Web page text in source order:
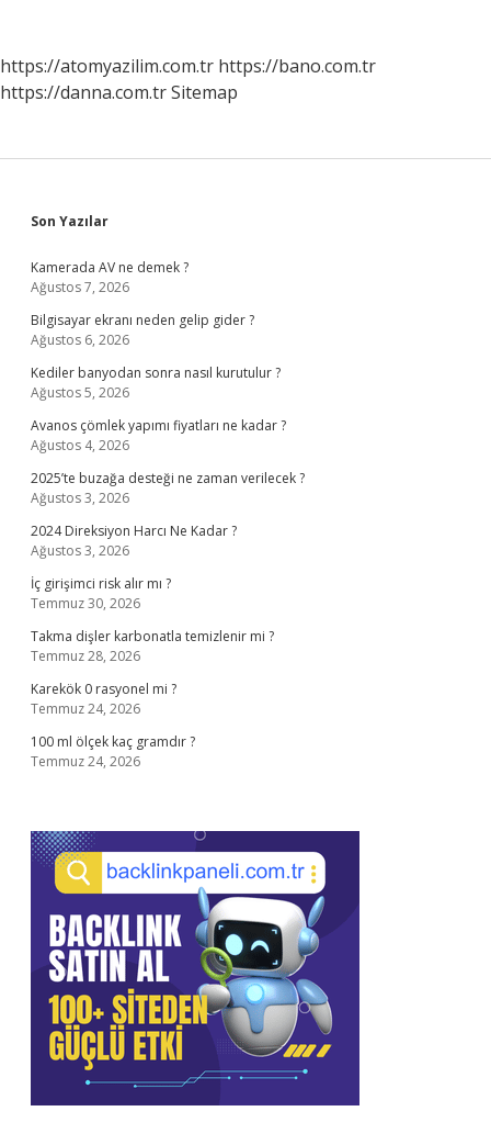
https://atomyazilim.com.tr https://bano.com.tr
https://danna.com.trSitemap
Sidebar
Son Yazılar
Kamerada AV ne demek ?
Ağustos 7, 2026
Bilgisayar ekranı neden gelip gider ?
Ağustos 6, 2026
Kediler banyodan sonra nasıl kurutulur ?
Ağustos 5, 2026
Avanos çömlek yapımı fiyatları ne kadar ?
Ağustos 4, 2026
2025’te buzağa desteği ne zaman verilecek ?
Ağustos 3, 2026
2024 Direksiyon Harcı Ne Kadar ?
Ağustos 3, 2026
İç girişimci risk alır mı ?
Temmuz 30, 2026
Takma dişler karbonatla temizlenir mi ?
Temmuz 28, 2026
Karekök 0 rasyonel mi ?
Temmuz 24, 2026
100 ml ölçek kaç gramdır ?
Temmuz 24, 2026